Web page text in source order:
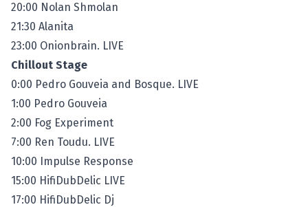
20:00 Nolan Shmolan
21:30 Alanita
23:00 Onionbrain. LIVE
Chillout Stage
0:00 Pedro Gouveia and Bosque. LIVE
1:00 Pedro Gouveia
2:00 Fog Experiment
7:00 Ren Toudu. LIVE
10:00 Impulse Response
15:00 HifiDubDelic LIVE
17:00 HifiDubDelic Dj